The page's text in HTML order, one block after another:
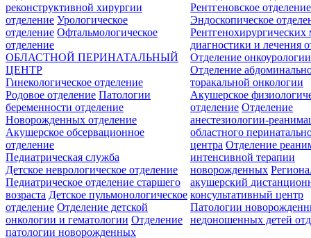
реконструктивной хирургии
отделение Урологическое
отделение Офтальмологическое
отделение
Рентгеновское отделение
Эндоскопическое
Рентгенохирургических
диагностики и лечения
Отделение онкоурологии
Отделение
торакальной онкологии
ОБЛАСТНОЙ ПЕРИНАТАЛЬНЫЙ
ЦЕНТР
Гинекологическое отделение
Родовое отделение Патологии
беременности отделение
Новорожденных отделение
Акушерское обсервационное
отделение
Акушерское
отделение Отделение
анестезиологии-
областного
центра Отделение
интенсивной терапии
новорожденных
акушерский
консультативный центр
Патологии
недоношенных детей
Педиатрическая служба
Детское неврологическое отделение
Педиатрическое отделение старшего
возраста Детское пульмонологическое
отделение Отделение детской
онкологии и гематологии Отделение
патологии новорожденных